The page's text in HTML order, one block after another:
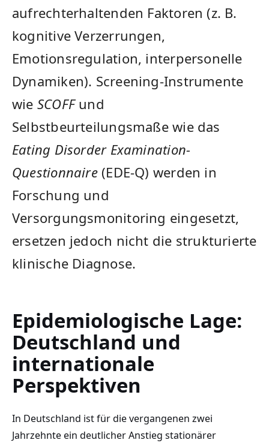
aufrechterhaltenden Faktoren (z. B.
kognitive Verzerrungen,
Emotionsregulation, interpersonelle
Dynamiken). Screening-Instrumente
wie SCOFFund
Selbstbeurteilungsmaße wie das
Eating Disorder Examination-
Questionnaire(EDE-Q) werden in
Forschung und
Versorgungsmonitoring eingesetzt,
ersetzen jedoch nicht die strukturierte
klinische Diagnose.
Epidemiologische Lage:
Deutschland und
internationale
Perspektiven
In Deutschland ist für die vergangenen zwei
Jahrzehnte ein deutlicher Anstieg stationärer